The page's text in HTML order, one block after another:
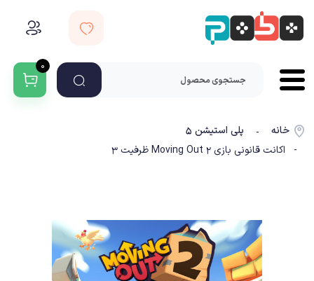
۰
خانه -
پلی استیشن ۵
- اکانت قانونی بازی Moving Out 2 ظرفیت 3